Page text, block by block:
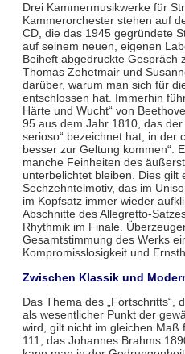
Drei Kammermusikwerke für
Kammerorchester stehen auf
CD, die das 1945 gegründete
auf seinem neuen, eigenen
Beiheft abgedruckte Gespräch
Thomas Zehetmair und
darüber, warum man sich für
entschlossen hat. Immerhin
Härte und Wucht“ von
95 aus dem Jahr 1810, das
serioso“ bezeichnet hat, in der
besser zur Geltung kommen“.
manche Feinheiten des
unterbelichtet bleiben. Dies gilt
Sechzehntelmotiv, das im
im Kopfsatz immer wieder
Abschnitte des Allegretto-
Rhythmik im Finale.
Gesamtstimmung des Werks
Kompromisslosigkeit und
Zwischen Klassik und
Das Thema des „Fortschritts“,
als wesentlicher Punkt der
wird, gilt nicht im gleichen Maß
111, das Johannes Brahms